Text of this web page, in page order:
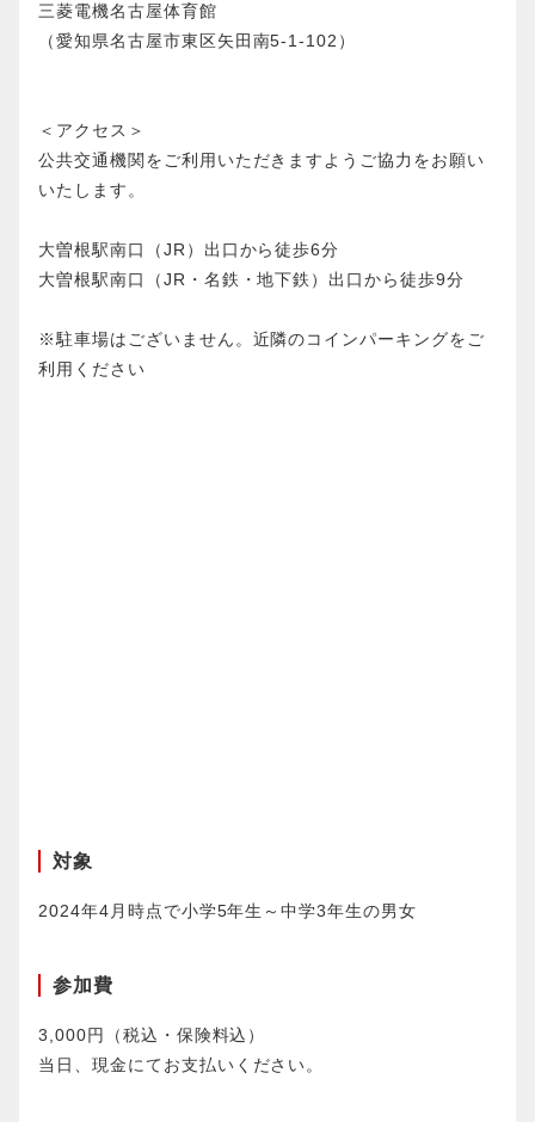
三菱電機名古屋体育館
（愛知県名古屋市東区矢田南5-1-102）
＜アクセス＞
公共交通機関をご利用いただきますようご協力をお願い
いたします。
大曽根駅南口（JR）出口から徒歩6分
大曽根駅南口（JR・名鉄・地下鉄）出口から徒歩9分
※駐車場はございません。近隣のコインパーキングをご
利用ください
対象
2024年4月時点で小学5年生～中学3年生の男女
参加費
3,000円（税込・保険料込）
当日、現金にてお支払いください。